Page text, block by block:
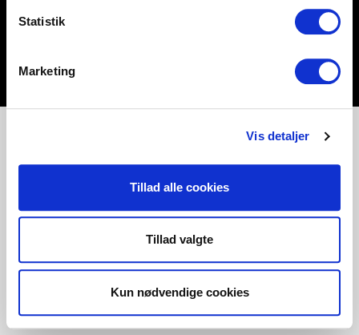
Statistik
Marketing
Vis detaljer
Tillad alle cookies
Tillad valgte
Kun nødvendige cookies